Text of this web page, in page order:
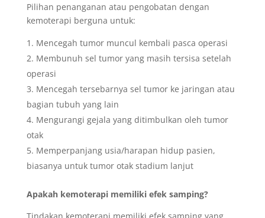
Pilihan penanganan atau pengobatan dengan
kemoterapi berguna untuk:
Mencegah tumor muncul kembali pasca operasi
Membunuh sel tumor yang masih tersisa setelah
operasi
Mencegah tersebarnya sel tumor ke jaringan atau
bagian tubuh yang lain
Mengurangi gejala yang ditimbulkan oleh tumor
otak
Memperpanjang usia/harapan hidup pasien,
biasanya untuk tumor otak stadium lanjut
Apakah kemoterapi memiliki efek samping?
Tindakan kemoterapi memiliki efek samping yang